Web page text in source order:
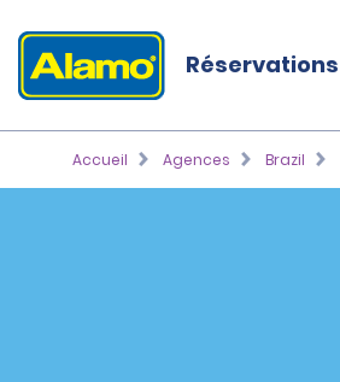
Réservations
Accueil Agences Brazil